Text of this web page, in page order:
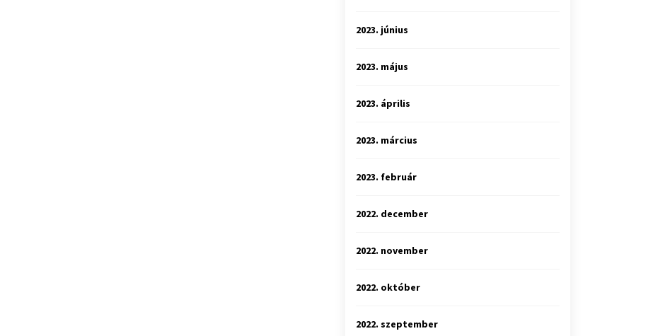
2023. június
2023. május
2023. április
2023. március
2023. február
2022. december
2022. november
2022. október
2022. szeptember